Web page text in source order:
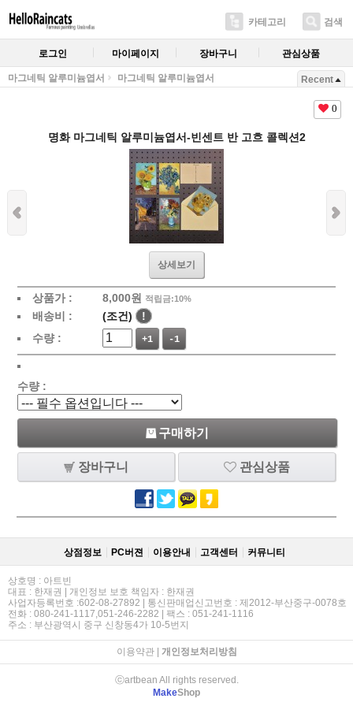
카테고리 검색
로그인 마이페이지 장바구니 관심상품
마그네틱 알루미늄엽서 마그네틱 알루미늄엽서 Recent
0
명화 마그네틱 알루미늄엽서-빈센트 반 고흐 콜렉션2
상세보기
상품가 : 8,000원 적립금:10%
배송비 : (조건)
!
수량 :
+1 -1
수량 :
구매하기
장바구니 관심상품
상점정보 PC버젼 이용안내 고객센터 커뮤니티
상호명 : 아트빈
대표 : 한재권 | 개인정보 보호 책임자 : 한재권
사업자등록번호 :602-08-27892 | 통신판매업신고번호 : 제2012-부산중구-0078호
전화 : 080-241-1117,051-246-2282 | 팩스 : 051-241-1116
주소 : 부산광역시 중구 신창동4가 10-5번지
이용약관| 개인정보처리방침
ⓒartbean All rights reserved.
MakeShop